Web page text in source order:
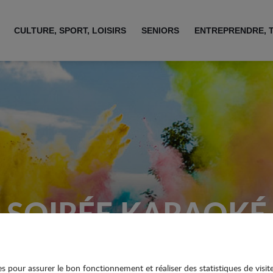
pour assurer le bon fonctionnement et réaliser des statistiques de
CULTURE, SPORT, LOISIRS SENIORS ENTREPRENDRE,
SOIRÉE KARAOKÉ